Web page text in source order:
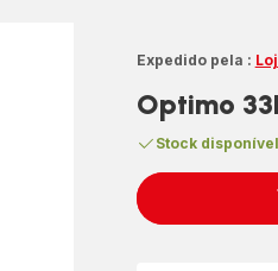
Expedido pela :
Optimo
Stock disponível